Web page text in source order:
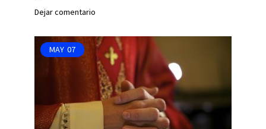
Dejar comentario
MAY 07